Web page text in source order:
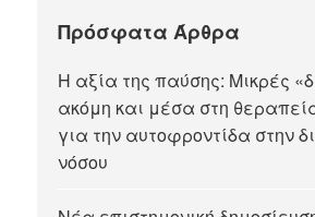
Πρόσφατα Άρθρα
Η αξία της παύσης: Μικρές
ακόμη και μέσα στη
για την αυτοφροντίδα στην
νόσου